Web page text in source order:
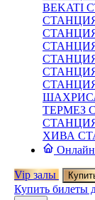
BEKATI
ТЕРМЕЗ
ХИВА
Vip залы
Купить билеты